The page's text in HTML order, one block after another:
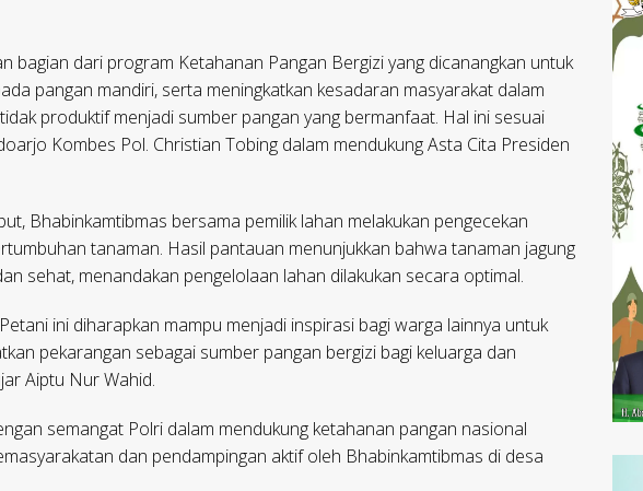
bagian dari program Ketahanan Pangan Bergizi yang dicanangkan untuk
pangan mandiri, serta meningkatkan kesadaran masyarakat dalam
produktif menjadi sumber pangan yang bermanfaat. Hal ini sesuai
Kombes Pol. Christian Tobing dalam mendukung Asta Cita Presiden
Bhabinkamtibmas bersama pemilik lahan melakukan pengecekan
tanaman. Hasil pantauan menunjukkan bahwa tanaman jagung
sehat, menandakan pengelolaan lahan dilakukan secara optimal.
ini diharapkan mampu menjadi inspirasi bagi warga lainnya untuk
pekarangan sebagai sumber pangan bergizi bagi keluarga dan
Aiptu Nur Wahid.
semangat Polri dalam mendukung ketahanan pangan nasional
dan pendampingan aktif oleh Bhabinkamtibmas di desa